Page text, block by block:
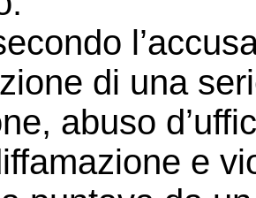
di una
abuso
e